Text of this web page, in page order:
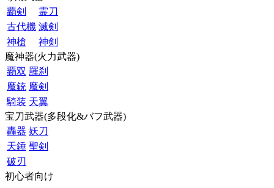
覇剣
霊刀
古代機 滅剣
神槍
神剣
魔神器(火力武器)
覇双 羅刹
魔銃 魔剣
騎装 天翼
宝刀武器(多段化&バフ武器)
轟器 妖刀
天錘 聖剣
破刃
初心者向け